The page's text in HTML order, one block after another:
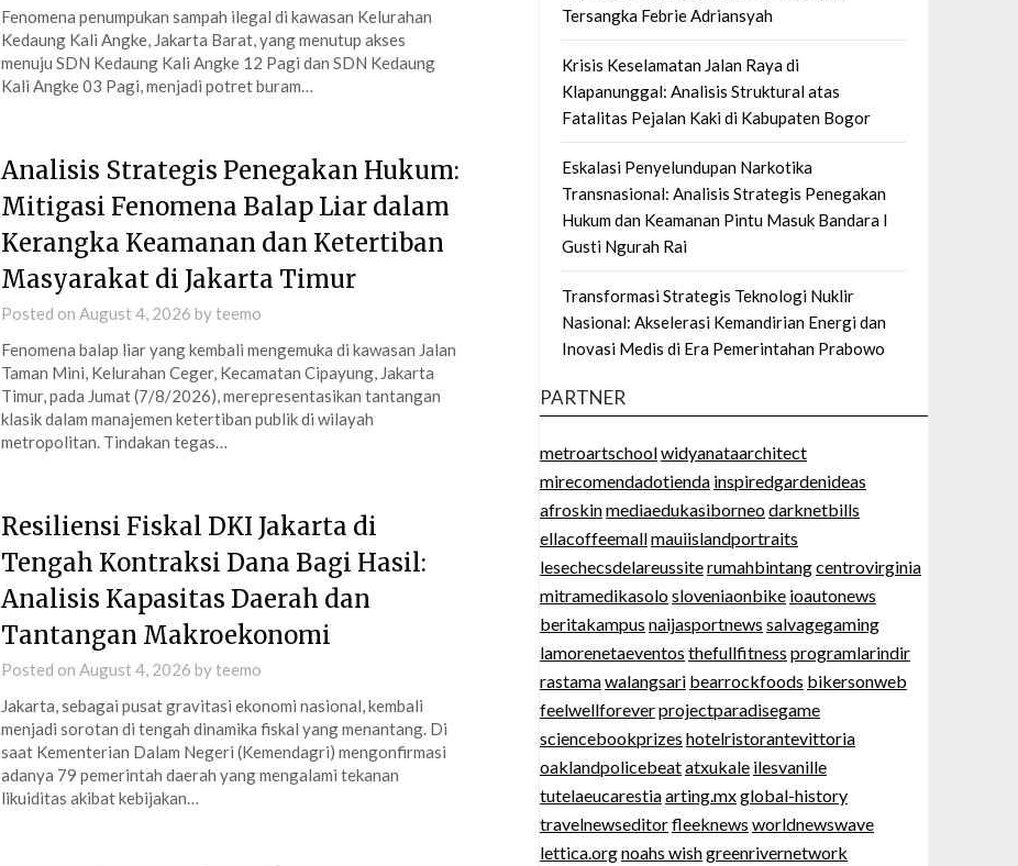
Fenomena penumpukan sampah ilegal di kawasan Kelurahan
Kedaung Kali Angke, Jakarta Barat, yang menutup akses
menuju SDN Kedaung Kali Angke 12 Pagi dan SDN Kedaung
Kali Angke 03 Pagi, menjadi potret buram…
Analisis Strategis Penegakan Hukum:
Mitigasi Fenomena Balap Liar dalam
Kerangka Keamanan dan Ketertiban
Masyarakat di Jakarta Timur
Posted on August 4, 2026 byteemo
Fenomena balap liar yang kembali mengemuka di kawasan Jalan
Taman Mini, Kelurahan Ceger, Kecamatan Cipayung, Jakarta
Timur, pada Jumat (7/8/2026), merepresentasikan tantangan
klasik dalam manajemen ketertiban publik di wilayah
metropolitan. Tindakan tegas…
Resiliensi Fiskal DKI Jakarta di
Tengah Kontraksi Dana Bagi Hasil:
Analisis Kapasitas Daerah dan
Tantangan Makroekonomi
Posted on August 4, 2026 byteemo
Jakarta, sebagai pusat gravitasi ekonomi nasional, kembali
menjadi sorotan di tengah dinamika fiskal yang menantang. Di
saat Kementerian Dalam Negeri (Kemendagri) mengonfirmasi
adanya 79 pemerintah daerah yang mengalami tekanan
likuiditas akibat kebijakan…
Tersangka Febrie Adriansyah
Krisis Keselamatan Jalan Raya di
Klapanunggal: Analisis Struktural atas
Fatalitas Pejalan Kaki di Kabupaten Bogor
Eskalasi Penyelundupan Narkotika
Transnasional: Analisis Strategis Penegakan
Hukum dan Keamanan Pintu Masuk Bandara I
Gusti Ngurah Rai
Transformasi Strategis Teknologi Nuklir
Nasional: Akselerasi Kemandirian Energi dan
Inovasi Medis di Era Pemerintahan Prabowo
PARTNER
metroartschoolwidyanataarchitect
mirecomendadotienda inspiredgardenideas
afroskinmediaedukasiborneodarknetbills
ellacoffeemallmauiislandportraits
lesechecsdelareussiterumahbintangcentrovirginia
mitramedikasolosloveniaonbike ioautonews
beritakampus naijasportnews salvagegaming
lamorenetaeventos thefullfitness programlarindir
rastamawalangsari bearrockfoods bikersonweb
feelwellforeverprojectparadisegame
sciencebookprizes hotelristorantevittoria
oaklandpolicebeatatxukale ilesvanille
tutelaeucarestiaarting.mxglobal-history
travelnewseditorfleeknews worldnewswave
lettica.orgnoahs wishgreenrivernetwork